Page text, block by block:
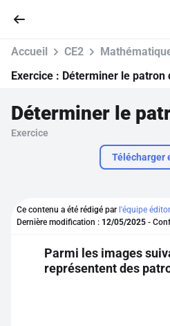
Accueil
Se connecter
S'inscrire
Accueil CE2
Exercice : Déterminer le patron
Déterminer le
Exercice
Télécharger
Ce contenu a été rédigé par l'équipe
Dernière modification : 12/05/2025 -
Parmi les images
représentent des